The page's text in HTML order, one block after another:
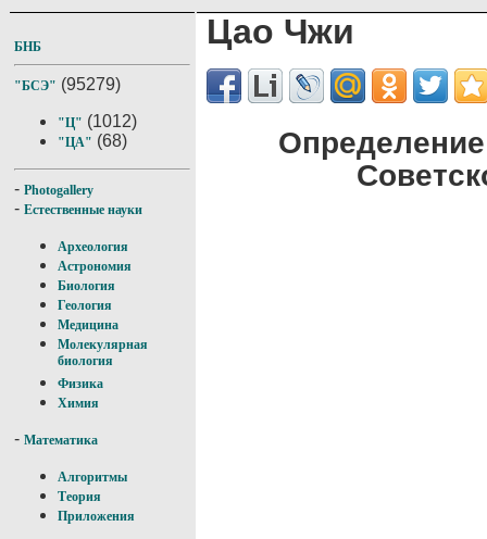
БНБ
"БСЭ" (95279)
"Ц" (1012)
"ЦА" (68)
- Photogallery
- Естественные науки
Археология
Астрономия
Биология
Геология
Медицина
Молекулярная
биология
Физика
Химия
- Математика
Алгоритмы
Теория
Приложения
Цао Чжи